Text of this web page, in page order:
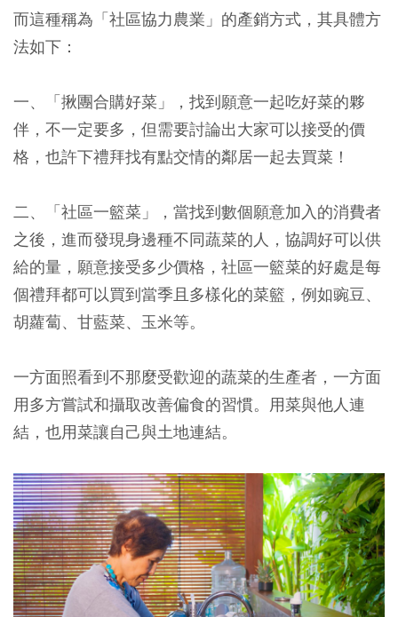
而這種稱為「社區協力農業」的產銷方式，其具體方
法如下：
一、「揪團合購好菜」，找到願意一起吃好菜的夥
伴，不一定要多，但需要討論出大家可以接受的價
格，也許下禮拜找有點交情的鄰居一起去買菜！
二、「社區一籃菜」，當找到數個願意加入的消費者
之後，進而發現身邊種不同蔬菜的人，協調好可以供
給的量，願意接受多少價格，社區一籃菜的好處是每
個禮拜都可以買到當季且多樣化的菜籃，例如豌豆、
胡蘿蔔、甘藍菜、玉米等。
一方面照看到不那麼受歡迎的蔬菜的生產者，一方面
用多方嘗試和攝取改善偏食的習慣。用菜與他人連
結，也用菜讓自己與土地連結。